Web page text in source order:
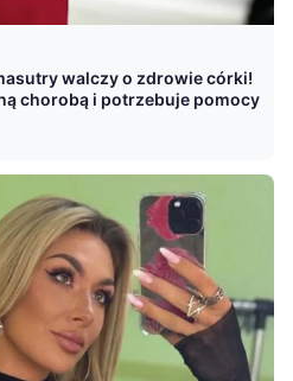
walczy o zdrowie córki!
chorobą i potrzebuje pomocy